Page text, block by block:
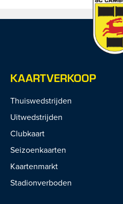
KAARTVERKOOP
Thuiswedstrijden
Uitwedstrijden
Clubkaart
Seizoenkaarten
Kaartenmarkt
Stadionverboden